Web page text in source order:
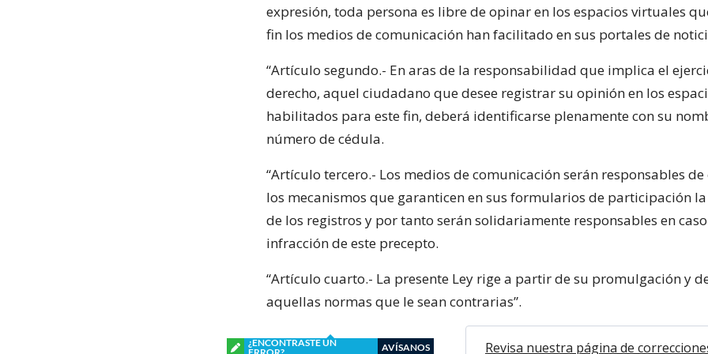
expresión, toda persona es libre de opinar en los espacios virtuales
fin los medios de comunicación han facilitado en sus portales de
“Artículo segundo.- En aras de la responsabilidad que implica el
derecho, aquel ciudadano que desee registrar su opinión en los
habilitados para este fin, deberá identificarse plenamente con su
número de cédula.
“Artículo tercero.- Los medios de comunicación serán responsables
los mecanismos que garanticen en sus formularios de participación
de los registros y por tanto serán solidariamente responsables en
infracción de este precepto.
“Artículo cuarto.- La presente Ley rige a partir de su promulgación y
aquellas normas que le sean contrarias”.
¿ENCONTRASTE UN
AVÍSANOS Revisa nuestra página de